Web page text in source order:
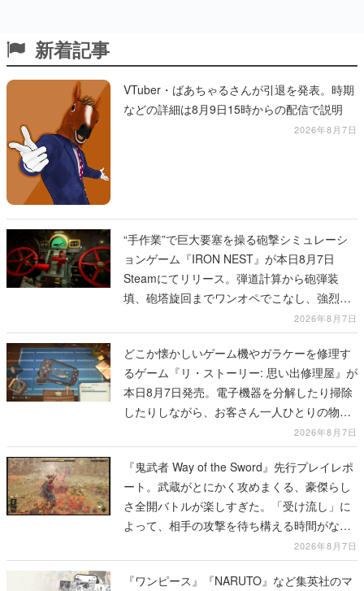
新着記事
VTuber・ばあちゃるさんが引退を発表。時期
などの詳細は8月9日15時からの配信で説明
2026年8月7日
“手作業”で巨大要塞を操る砲撃シミュレーシ
ョンゲーム『IRON NEST』が本日8月7日
Steamにてリリース。弾道計算から砲弾装
填、砲塔旋回までワンオペでこなし、強烈な
一撃をブチかませるロマンある作品2026年8月7日
どこか懐かしいゲーム機やガラケーを修理す
るゲーム『リ・ストーリー: 思い出修理屋』が
本日8月7日発売。電子機器を分解したり掃除
したりしながら、お客さん一人ひとりの物語
2026年8月7日
『鬼武者 Way of the Sword』先行プレイレポ
ート。武蔵がとにかく攻めまくる、豪傑らし
さ全開バトルが楽しすぎた。「受け流し」に
よって、相手の攻撃を待ち構える時間がなく
2026年8月7日
『ワンピース』『NARUTO』など集英社のマ